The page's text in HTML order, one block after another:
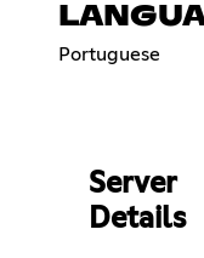
Portuguese
Server
Details